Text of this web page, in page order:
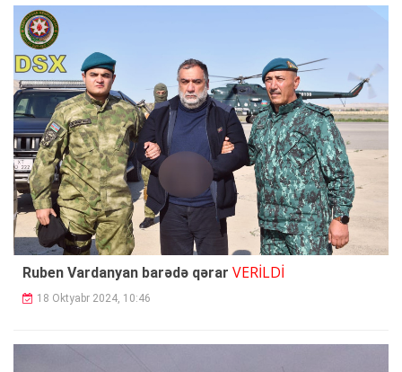
Ruben Vardanyan barədə qərar VERİLDİ
18 Oktyabr 2024, 10:46